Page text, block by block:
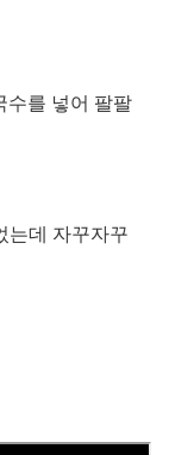
수를 넣어 팔팔
는데 자꾸자꾸